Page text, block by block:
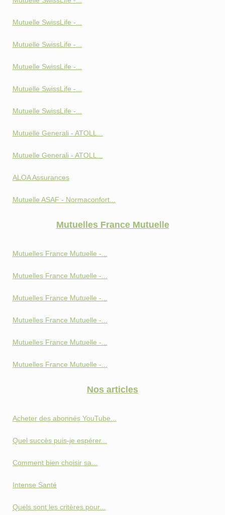
Mutuelle SwissLife -...
Mutuelle SwissLife -...
Mutuelle SwissLife -...
Mutuelle SwissLife -...
Mutuelle SwissLife -...
Mutuelle Generali - ATOLL...
Mutuelle Generali - ATOLL...
ALOA Assurances
Mutuelle ASAF - Normaconfort...
Mutuelles France Mutuelle
Mutuelles France Mutuelle -...
Mutuelles France Mutuelle -...
Mutuelles France Mutuelle -...
Mutuelles France Mutuelle -...
Mutuelles France Mutuelle -...
Mutuelles France Mutuelle -...
Nos articles
Acheter des abonnés YouTube...
Quel succès puis-je espérer...
Comment bien choisir sa...
Intense Santé
Quels sont les critères pour...